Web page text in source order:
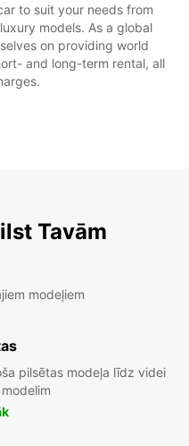
to suit your needs from
models. As a global
on providing world
and long-term rental, all
Tavām
modeļiem
pilsētas modeļa līdz videi